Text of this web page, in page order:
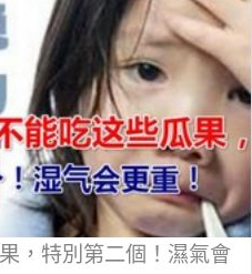
，特別第二個！濕氣會